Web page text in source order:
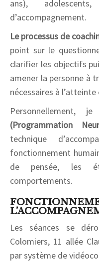
ans),
d’accompagnement.
Le processus de
point sur le
clarifier les objectifs
amener la personne à
nécessaires à
Personnellement,
(Programmation
technique
fonctionnement
de pensée, les
comportements.
Les séances se
Colomiers, 11 allée
par système de